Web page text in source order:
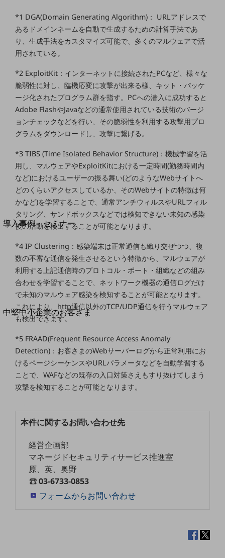
5Gデータプラス
データプラス
IoT向け回線料金
home5Gプラン
モバイルサービス
端末の一元管理
セキュリティ
運用保守・故障紛失サポート
お手続き
別ウィンドウで開きます
サービスをご利用中のお客さま
導入事例・セミナー
最新の導入事例や注目の導入事例をご紹介します
セミナー
開催・出展する各種セミナー、イベント情報をご紹介します
別ウィンドウで開きます
中堅中小企業のお客さま
NTTドコモビジネスウォッチ
ビジネスお役立ち情報
旬な話題やお役立ち資料などDXの課題を
解決するヒントをお届けする記事サイト
新着記事
お役立ち資料ダウンロード
トレンド記事特集
サービス・ソリューション
中堅中小企業のビジネスをサポート！
お悩みから見つける
お悩みから見つけるTOP
*1 DGA(Domain Generating Algorithm)： URLアドレスで
あるドメインネームを自動で生成するための計算手法であ
り、生成手法をカスタマイズ可能で、多くのマルウェアで活
用されている。
*2 ExploitKit：インターネットに接続されたPCなど、様々な
脆弱性に対し、臨機応変に攻撃が出来る様、キット・パッケ
ージ化されたプログラム群を指す。PCへの潜入に成功すると
Adobe FlashやJavaなどの通常使用されている技術のバージ
ョンチェックなどを行い、その脆弱性を利用する攻撃用プロ
グラムをダウンロードし、攻撃に繋げる。
*3 TIBS (Time Isolated Behavior Structure)：機械学習を活
用し、マルウェアやExploitKitにおける一定時間(勤務時間内
など)におけるユーザーの振る舞い(どのようなWebサイトへ
どのくらいアクセスしているか、そのWebサイトの特徴は何
かなど)を学習することで、通常アンチウィルスやURLフィル
タリング、サンドボックスなどでは検知できない未知の感染
後の活動を検出することが可能となります。
*4 IP Clustering：感染端末は正常通信も織り交ぜつつ、複
数の不審な通信を発生させるという特徴から、マルウェアが
利用する上記通信時のプロトコル・ポート・組織などの組み
合わせを学習することで、ネットワーク機器の通信ログだけ
で未知のマルウェア感染を検知することが可能となります。
これにより、http通信以外のTCP/UDP通信を行うマルウェア
も検出できます。
*5 FRAAD(Frequent Resource Access Anomaly
Detection)：お客さまのWebサーバーログから正常利用にお
けるページシーケンスやURLパラメータなどを自動学習する
ことで、WAFなどの既存の入口対策さえもすり抜けてしまう
攻撃を検知することが可能となります。
本件に関するお問い合わせ先
経営企画部
マネージドセキュリティサービス推進室
原、英、奥野
03-6733-0853
フォームからお問い合わせ